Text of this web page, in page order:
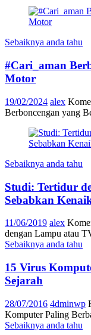
Sebaiknya anda tahu
#Cari_aman
Motor
19/02/2024 alex
Berboncengan yang
Sebaiknya anda tahu
Studi: Tertidur
Sebabkan
11/06/2019 alex
dengan Lampu atau
Sebaiknya anda tahu
15 Virus
Sejarah
28/07/2016 4dminwp
Komputer Paling
Sebaiknya anda tahu